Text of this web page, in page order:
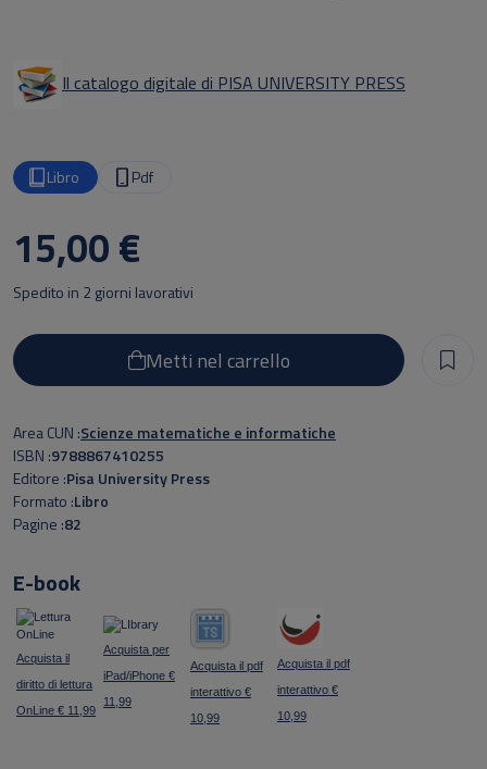
Il catalogo digitale di PISA UNIVERSITY PRESS
Libro Pdf
15,00 €
Metti nel carrello
Spedito in 2 giorni lavorativi
Area CUN Scienze matematiche e informatiche
ISBN 9788867410255
Editore Pisa University Press
Formato Libro
Pagine 82
E-book
Acquista il
diritto di lettura
OnLine € 11,99
Acquista per
iPad/iPhone €
11,99
Acquista il pdf
interattivo €
10,99
Acquista il pdf
interattivo €
10,99